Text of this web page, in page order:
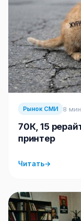
Рынок СМИ 8
70К, 15
принтер
Читать